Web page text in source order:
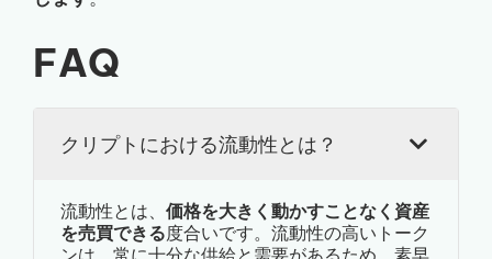
FAQ
クリプトにおける流動性とは？
流動性とは、 価格を大きく動かすことなく資産
を売買できる度合いです。流動性の高いトーク
ンは、常に十分な供給と需要があるため、素早